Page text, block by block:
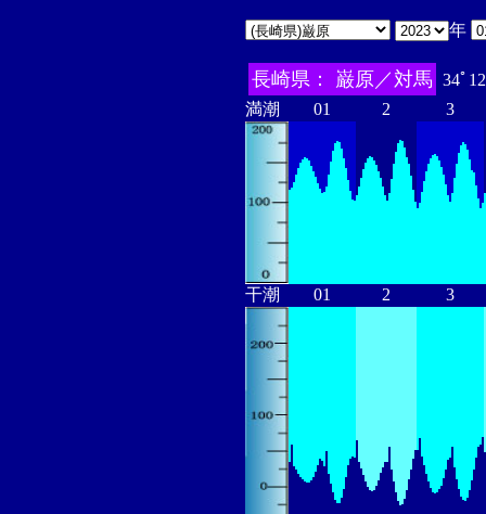
年
長崎県： 巌原／対馬 34ﾟ
満潮
01 2 3
干潮 01 2 3